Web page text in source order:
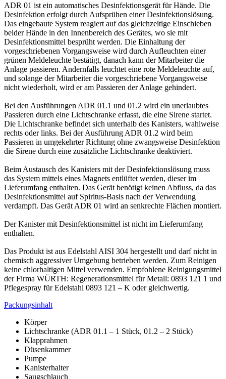
ADR 01 ist ein automatisches Desinfektionsgerät für Hände. Die
Desinfektion erfolgt durch Aufsprühen einer Desinfektionslösung.
Das eingebaute System reagiert auf das gleichzeitige Einschieben
beider Hände in den Innenbereich des Gerätes, wo sie mit
Desinfektionsmittel besprüht werden. Die Einhaltung der
vorgeschriebenen Vorgangsweise wird durch Aufleuchten einer
grünen Meldeleuchte bestätigt, danach kann der Mitarbeiter die
Anlage passieren. Andernfalls leuchtet eine rote Meldeleuchte auf,
und solange der Mitarbeiter die vorgeschriebene Vorgangsweise
nicht wiederholt, wird er am Passieren der Anlage gehindert.
Bei den Ausführungen ADR 01.1 und 01.2 wird ein unerlaubtes
Passieren durch eine Lichtschranke erfasst, die eine Sirene startet.
Die Lichtschranke befindet sich unterhalb des Kanisters, wahlweise
rechts oder links. Bei der Ausführung ADR 01.2 wird beim
Passieren in umgekehrter Richtung ohne zwangsweise Desinfektion
die Sirene durch eine zusätzliche Lichtschranke deaktiviert.
Beim Austausch des Kanisters mit der Desinfektionslösung muss
das System mittels eines Magnets entlüftet werden, dieser im
Lieferumfang enthalten. Das Gerät benötigt keinen Abfluss, da das
Desinfektionsmittel auf Spiritus-Basis nach der Verwendung
verdampft. Das Gerät ADR 01 wird an senkrechte Flächen montiert.
Der Kanister mit Desinfektionsmittel ist nicht im Lieferumfang
enthalten.
Das Produkt ist aus Edelstahl AISI 304 hergestellt und darf nicht in
chemisch aggressiver Umgebung betrieben werden. Zum Reinigen
keine chlorhaltigen Mittel verwenden. Empfohlene Reinigungsmittel
der Firma WÜRTH: Regenerationsmittel für Metall: 0893 121 1 und
Pflegespray für Edelstahl 0893 121 – K oder gleichwertig.
Packungsinhalt
Körper
Lichtschranke (ADR 01.1 – 1 Stück, 01.2 – 2 Stück)
Klapprahmen
Düsenkammer
Pumpe
Kanisterhalter
Saugschlauch